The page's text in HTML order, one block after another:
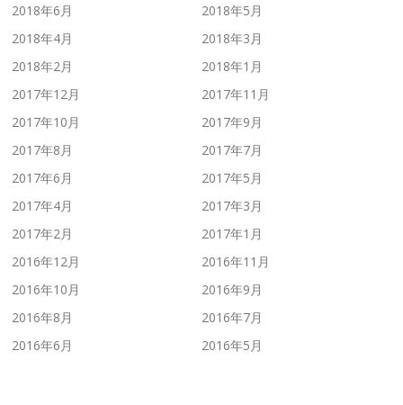
2018年6月
2018年5月
2018年4月
2018年3月
2018年2月
2018年1月
2017年12月
2017年11月
2017年10月
2017年9月
2017年8月
2017年7月
2017年6月
2017年5月
2017年4月
2017年3月
2017年2月
2017年1月
2016年12月
2016年11月
2016年10月
2016年9月
2016年8月
2016年7月
2016年6月
2016年5月